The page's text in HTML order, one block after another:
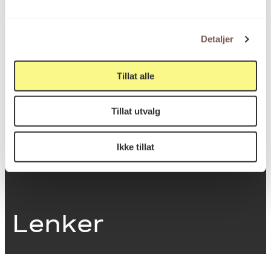
Detaljer
Tillat alle
Tillat utvalg
Ikke tillat
Viktig info
Utbetaling og fakturering
Om opphavsrett
Dokumentasjonsskjema
Last ned logo
Lenker